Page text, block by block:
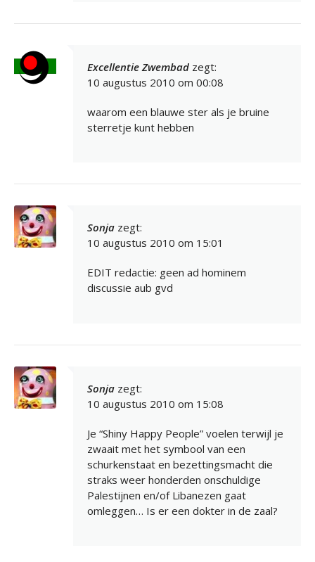
Excellentie Zwembad zegt:
10 augustus 2010 om 00:08
waarom een blauwe ster als je bruine
sterretje kunt hebben
Sonja zegt:
10 augustus 2010 om 15:01
EDIT redactie: geen ad hominem
discussie aub gvd
Sonja zegt:
10 augustus 2010 om 15:08
Je “Shiny Happy People” voelen terwijl je
zwaait met het symbool van een
schurkenstaat en bezettingsmacht die
straks weer honderden onschuldige
Palestijnen en/of Libanezen gaat
omleggen… Is er een dokter in de zaal?